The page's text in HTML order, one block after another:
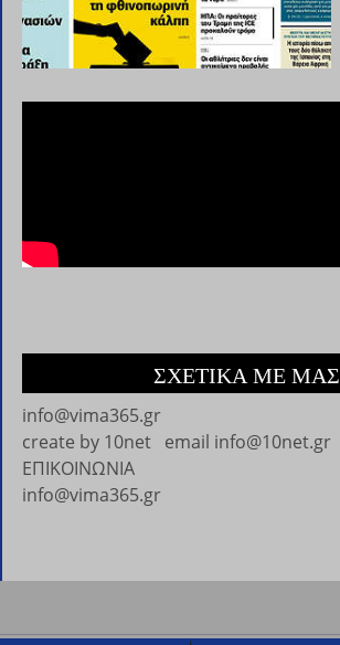
ΣΧΕΤΙΚΑ ΜΕ ΜΑΣ
info@vima365.gr
create by 10net email info@10net.gr
ΕΠΙΚΟΙΝΩΝΙΑ
info@vima365.gr